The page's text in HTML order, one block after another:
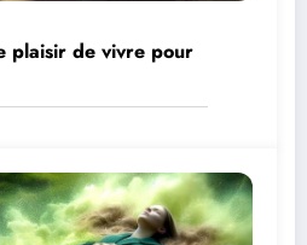
plaisir de vivre pour